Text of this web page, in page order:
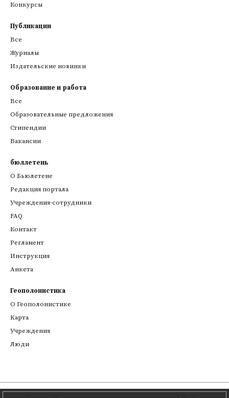
Конкурсы
Публикации
Все
Журналы
Издательские новинки
Образование и работа
Все
Образовательные предложения
Стипендии
Вакансии
бюллетень
О Бьюлетене
Редакция портала
Учреждения-сотрудники
FAQ
Контакт
Регламент
Инструкция
Анкета
Геополонистика
О Геополонистике
Kарта
Учреждения
Люди